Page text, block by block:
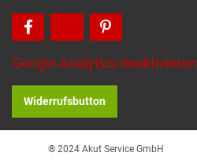
Google Analytics deaktivieren
Widerrufsbutton
® 2024 Akut Service GmbH